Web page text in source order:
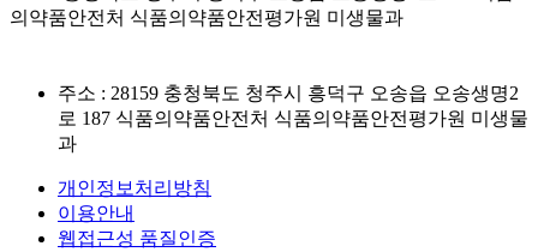
의약품안전처 식품의약품안전평가원 미생물과
주소 : 28159 충청북도 청주시 흥덕구 오송읍 오송생명2
로 187 식품의약품안전처 식품의약품안전평가원 미생물
과
개인정보처리방침
이용안내
웹접근성 품질인증